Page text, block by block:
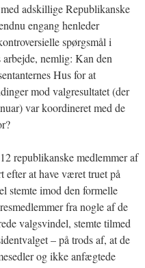
adskillige Republikanske
engang henleder
spørgsmål i
nemlig: Kan den
Hus for at
mod valgresultatet (der
var koordineret med de
republikanske medlemmer af
efter at have været truet på
stemte imod den formelle
fra nogle af de
valgsvindel, stemte tilmed
– på trods af, at de
og ikke anfægtede